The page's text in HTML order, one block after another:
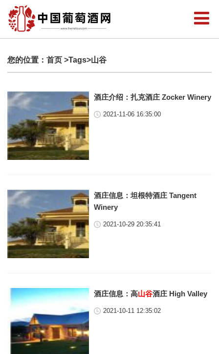
您的位置： 首页 >Tags>山谷
酒庄介绍：扎克酒庄 Zocker Winery
2021-11-06 16:35:00
酒庄信息：坦根特酒庄 Tangent
Winery
2021-10-29 20:35:41
酒庄信息：高山谷酒庄 High Valley
2021-10-11 12:35:02